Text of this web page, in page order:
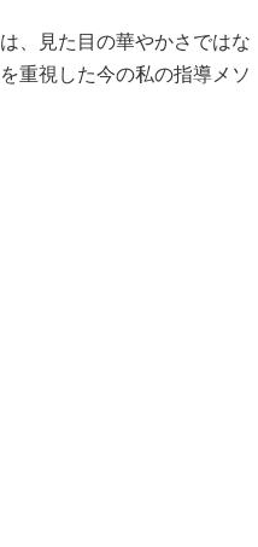
、見た目の華やかさではな
重視した今の私の指導メソ